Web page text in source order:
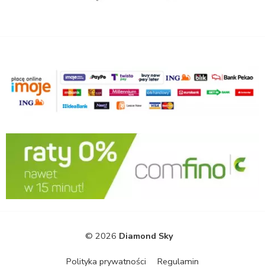
© 2026 Diamond Sky
Polityka prywatności Regulamin